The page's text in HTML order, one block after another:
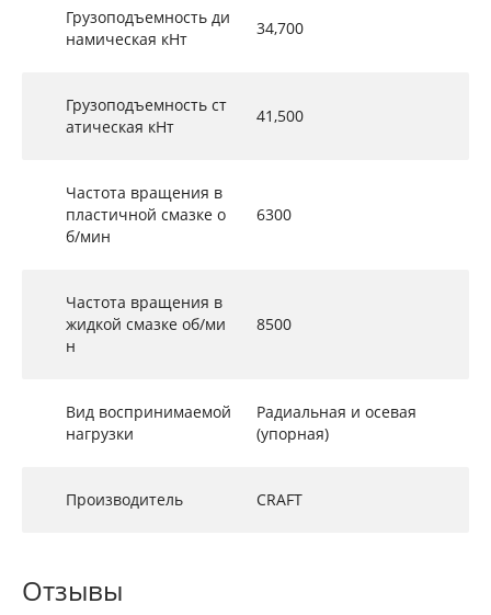
Грузоподъемность ди
намическая кНт
34,700
Грузоподъемность ст
атическая кНт
41,500
Частота вращения в
пластичной смазке о
б/мин
6300
Частота вращения в
жидкой смазке об/ми
н
8500
Вид воспринимаемой
нагрузки
Радиальная и осевая
(упорная)
Производитель CRAFT
Отзывы